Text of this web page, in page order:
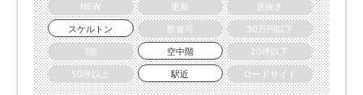
NEW
更新
居抜き
スケルトン
飲食可
30万円以下
1階
空中階
20坪以下
50坪以上
駅近 ロードサイド